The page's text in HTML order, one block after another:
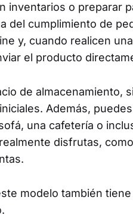
inventarios o preparar
del cumplimiento de
y, cuando realicen
el producto
de almacenamiento,
Además,
una cafetería o
disfrutas,
modelo también